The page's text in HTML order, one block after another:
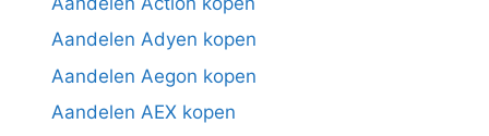
Aandelen Adyen kopen
Aandelen Aegon kopen
Aandelen AEX kopen